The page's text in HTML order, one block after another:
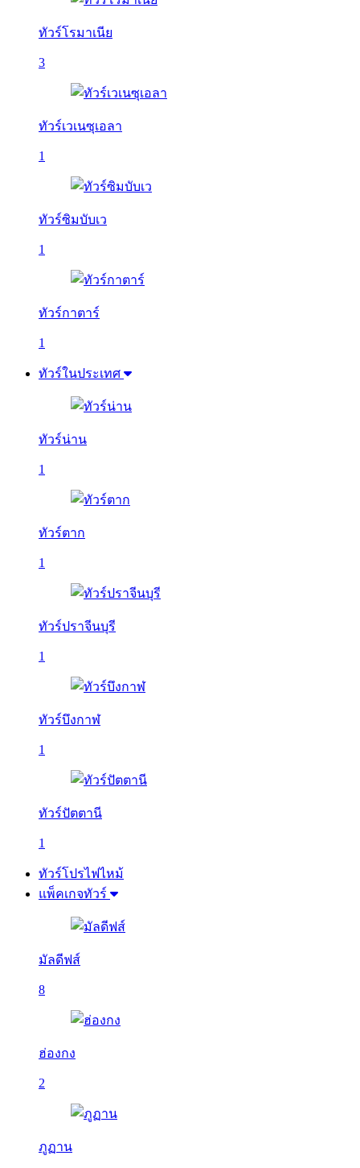
ทัวร์โรมาเนีย
3
ทัวร์เวเนซุเอลา
1
ทัวร์ซิมบับเว
1
ทัวร์กาตาร์
1
ทัวร์ในประเทศ
ทัวร์น่าน
1
ทัวร์ตาก
1
ทัวร์ปราจีนบุรี
1
ทัวร์บึงกาฬ
1
ทัวร์ปัตตานี
1
ทัวร์โปรไฟไหม้
แพ็คเกจทัวร์
มัลดีฟส์
8
ฮ่องกง
2
ภูฏาน